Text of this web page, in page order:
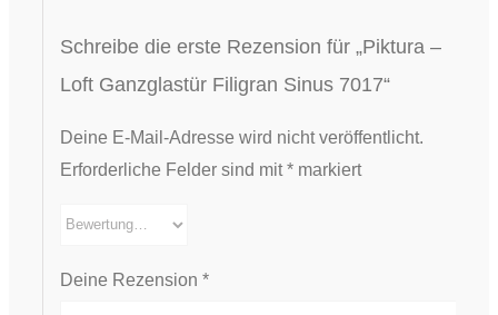
Schreibe die erste Rezension für „Piktura –
Loft Ganzglastür Filigran Sinus 7017“
Deine E-Mail-Adresse wird nicht veröffentlicht.
Erforderliche Felder sind mit*markiert
Deine Rezension *